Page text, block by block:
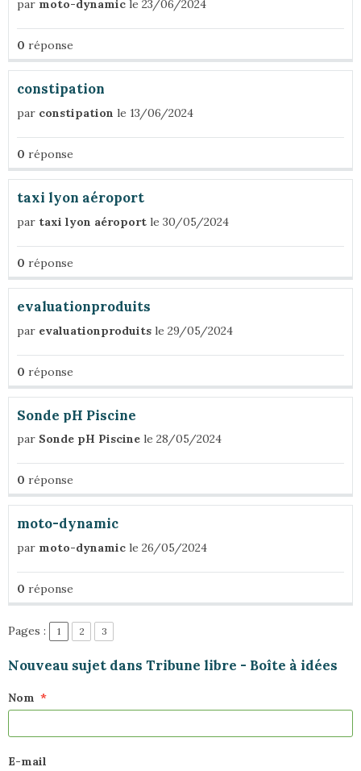
par moto-dynamic le 23/06/2024
0 réponse
constipation
par constipation le 13/06/2024
0 réponse
taxi lyon aéroport
par taxi lyon aéroport le 30/05/2024
0 réponse
evaluationproduits
par evaluationproduits le 29/05/2024
0 réponse
Sonde pH Piscine
par Sonde pH Piscine le 28/05/2024
0 réponse
moto-dynamic
par moto-dynamic le 26/05/2024
0 réponse
Pages : 1 2 3
Nouveau sujet dans Tribune libre - Boîte à idées
Nom
E-mail